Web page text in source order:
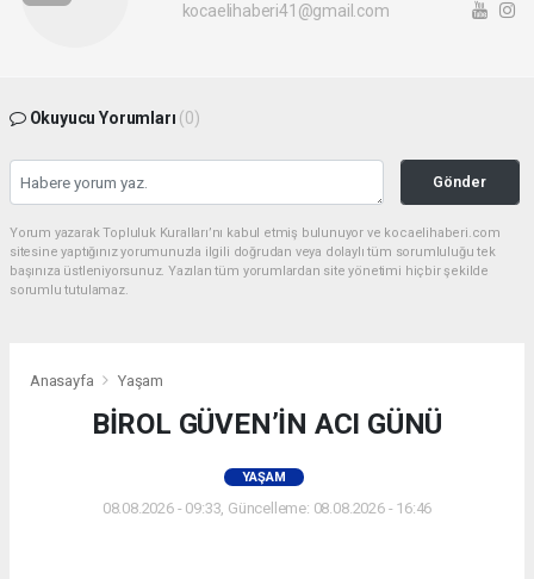
kocaelihaberi41@gmail.com
Okuyucu Yorumları (0)
Gönder
Yorum yazarak Topluluk Kuralları’nı kabul etmiş bulunuyor ve kocaelihaberi.com
sitesine yaptığınız yorumunuzla ilgili doğrudan veya dolaylı tüm sorumluluğu tek
başınıza üstleniyorsunuz. Yazılan tüm yorumlardan site yönetimi hiçbir şekilde
sorumlu tutulamaz.
Anasayfa Yaşam
BİROL GÜVEN’İN ACI GÜNÜ
YAŞAM
08.08.2026 - 09:33, Güncelleme: 08.08.2026 - 16:46